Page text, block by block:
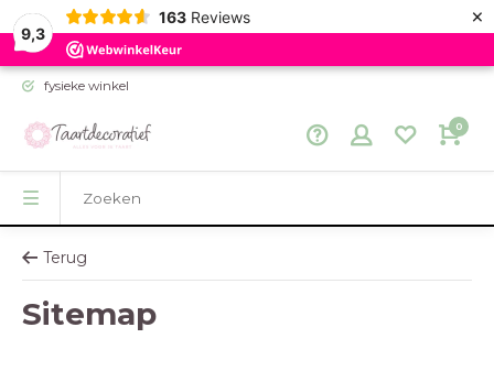
9,3
163 Reviews ×
fysieke winkel
0
Terug
Sitemap